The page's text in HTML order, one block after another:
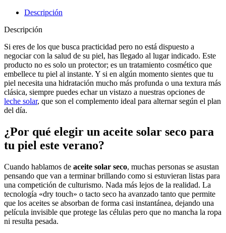
Descripción
Descripción
Si eres de los que busca practicidad pero no está dispuesto a
negociar con la salud de su piel, has llegado al lugar indicado. Este
producto no es solo un protector; es un tratamiento cosmético que
embellece tu piel al instante. Y si en algún momento sientes que tu
piel necesita una hidratación mucho más profunda o una textura más
clásica, siempre puedes echar un vistazo a nuestras opciones de
leche solar, que son el complemento ideal para alternar según el plan
del día.
¿Por qué elegir un aceite solar seco para
tu piel este verano?
Cuando hablamos de aceite solar seco, muchas personas se asustan
pensando que van a terminar brillando como si estuvieran listas para
una competición de culturismo. Nada más lejos de la realidad. La
tecnología «dry touch» o tacto seco ha avanzado tanto que permite
que los aceites se absorban de forma casi instantánea, dejando una
película invisible que protege las células pero que no mancha la ropa
ni resulta pesada.